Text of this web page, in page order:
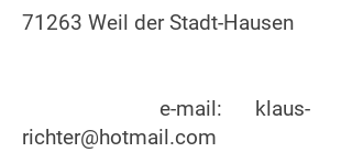
71263 Weil der Stadt-Hausen
e-mail: klaus-
richter@hotmail.com